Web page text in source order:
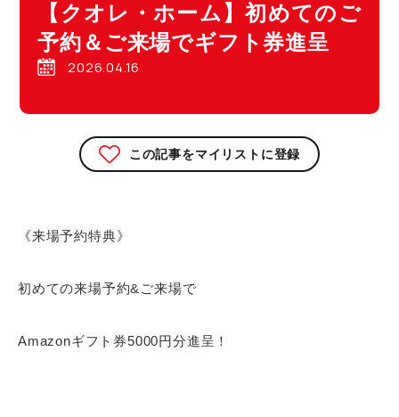
【クオレ・ホーム】初めてのご
予約＆ご来場でギフト券進呈
2026.04.16
この記事をマイリストに登録
《来場予約特典》
初めての来場予約&ご来場で
Amazonギフト券5000円分進呈！